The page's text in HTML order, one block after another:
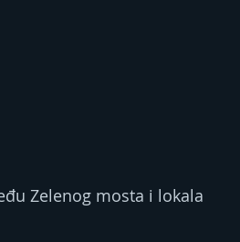
Zelenog mosta i lokala